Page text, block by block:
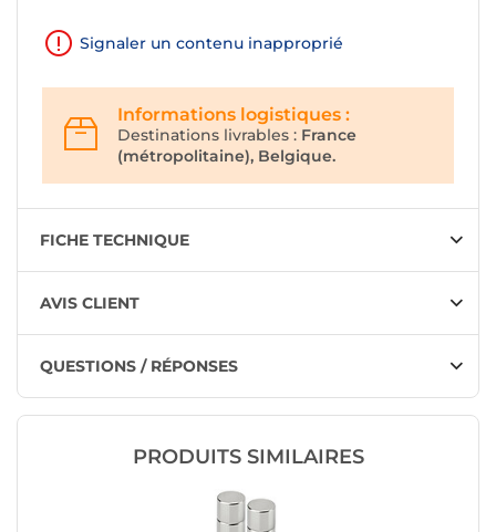
Signaler un contenu inapproprié
Informations logistiques :
Destinations livrables : France
(métropolitaine), Belgique.
FICHE TECHNIQUE
AVIS CLIENT
QUESTIONS / RÉPONSES
PRODUITS SIMILAIRES